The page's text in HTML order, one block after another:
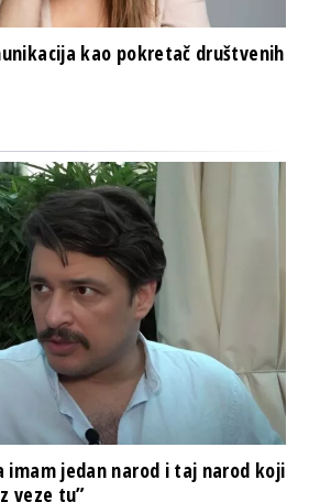
kao pokretač društvenih
imam jedan narod i taj narod koji
veze tu”